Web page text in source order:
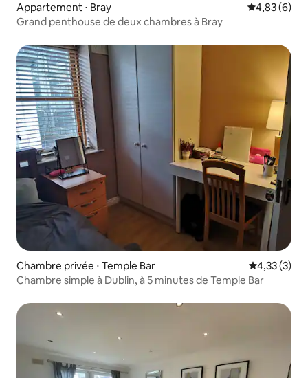
Appartement ⋅ Bray Évaluation
4,83 (6)
Grand penthouse de deux chambres à Bray
Chambre privée ⋅ Temple Bar Évaluation
4,33 (3)
Chambre simple à Dublin, à 5 minutes de Temple Bar